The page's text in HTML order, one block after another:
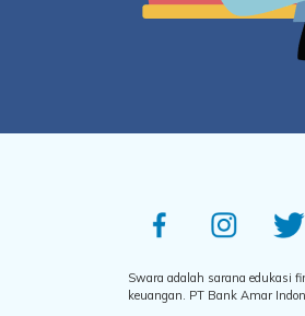
Swara adalah sarana edukasi
keuangan. PT Bank Amar